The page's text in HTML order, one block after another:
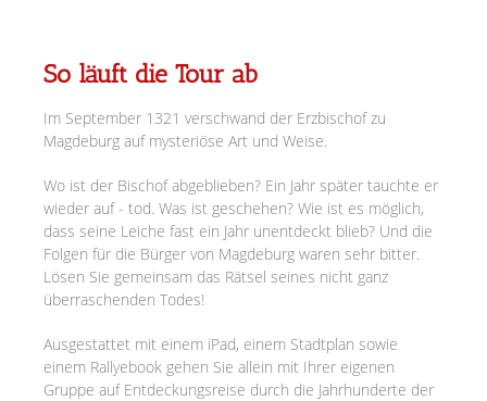
So läuft die Tour ab
Im September 1321 verschwand der Erzbischof zu
Magdeburg auf mysteriöse Art und Weise.
Wo ist der Bischof abgeblieben? Ein Jahr später tauchte er
wieder auf - tod. Was ist geschehen? Wie ist es möglich,
dass seine Leiche fast ein Jahr unentdeckt blieb? Und die
Folgen für die Bürger von Magdeburg waren sehr bitter.
Lösen Sie gemeinsam das Rätsel seines nicht ganz
überraschenden Todes!
Ausgestattet mit einem iPad, einem Stadtplan sowie
einem Rallyebook gehen Sie allein mit Ihrer eigenen
Gruppe auf Entdeckungsreise durch die Jahrhunderte der